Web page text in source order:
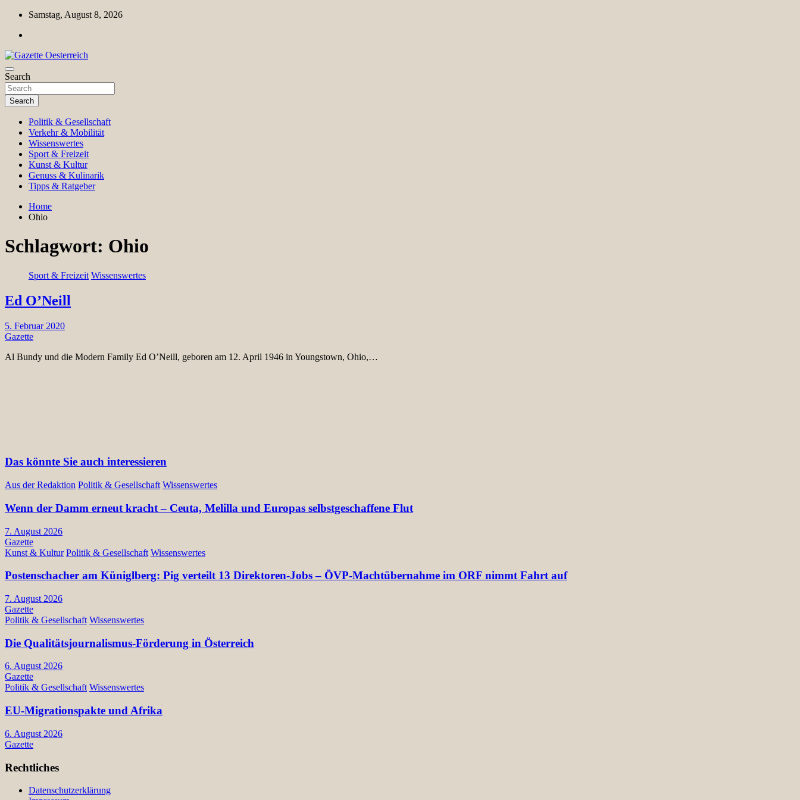
Skip
content
Samstag, August 8, 2026
Gazette Oesterreich
Magazin für Freizeit, Politik, Kultur & Wissenschaft
Search
Search
Politik & Gesellschaft
Verkehr & Mobilität
Wissenswertes
Sport & Freizeit
Kunst & Kultur
Genuss & Kulinarik
Tipps & Ratgeber
Home
Ohio
Schlagwort: Ohio
Sport & Freizeit Wissenswertes
Ed O’Neill
5. Februar 2020
Gazette
Al Bundy und die Modern Family Ed O’Neill, geboren am 12. April 1946 in Youngstown, Ohio,…
Das könnte Sie auch interessieren
Aus der Redaktion Politik & Gesellschaft Wissenswertes
Wenn der Damm erneut kracht – Ceuta, Melilla und Europas selbstgeschaffene Flut
7. August 2026
Gazette
Kunst & Kultur Politik & Gesellschaft Wissenswertes
Postenschacher am Küniglberg: Pig verteilt 13 Direktoren-Jobs – ÖVP-Machtübernahme im ORF nimmt Fahrt auf
7. August 2026
Gazette
Politik & Gesellschaft Wissenswertes
Die Qualitätsjournalismus-Förderung in Österreich
6. August 2026
Gazette
Politik & Gesellschaft Wissenswertes
EU-Migrationspakte und Afrika
6. August 2026
Gazette
Rechtliches
Datenschutzerklärung